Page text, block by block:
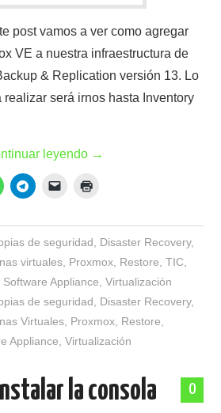
post vamos a ver como agregar
VE a nuestra infraestructura de
& Replication versión 13. Lo
realizar será irnos hasta Inventory
leyendo →
de seguridad Disaster Recovery,
virtuales Proxmox Restore ,TIC
Software Appliance ,Virtualización
de seguridad Disaster Recovery,
Virtuales Proxmox Restore
Appliance ,Virtualización
0
la consola